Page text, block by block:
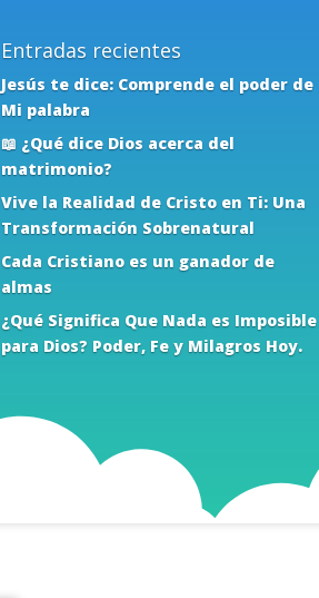
Entradas recientes
Jesús te dice: Comprende el poder de
Mi palabra
📖 ¿Qué dice Dios acerca del
matrimonio?
Vive la Realidad de Cristo en Ti: Una
Transformación Sobrenatural
Cada Cristiano es un ganador de
almas
¿Qué Significa Que Nada es Imposible
para Dios? Poder, Fe y Milagros Hoy.